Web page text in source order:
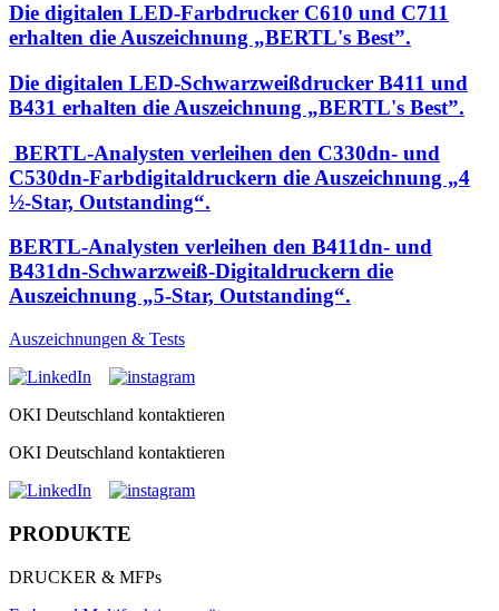
Die digitalen LED-Farbdrucker C610 und C711
erhalten die Auszeichnung „BERTL's Best”.
Die digitalen LED-Schwarzweißdrucker B411 und
B431 erhalten die Auszeichnung „BERTL's Best”.
BERTL-Analysten verleihen den C330dn- und
C530dn-Farbdigitaldruckern die Auszeichnung „4
½-Star, Outstanding“.
BERTL-Analysten verleihen den B411dn- und
B431dn-Schwarzweiß-Digitaldruckern die
Auszeichnung „5-Star, Outstanding“.
Auszeichnungen & Tests
OKI Deutschland kontaktieren
OKI Deutschland kontaktieren
PRODUKTE
DRUCKER & MFPs